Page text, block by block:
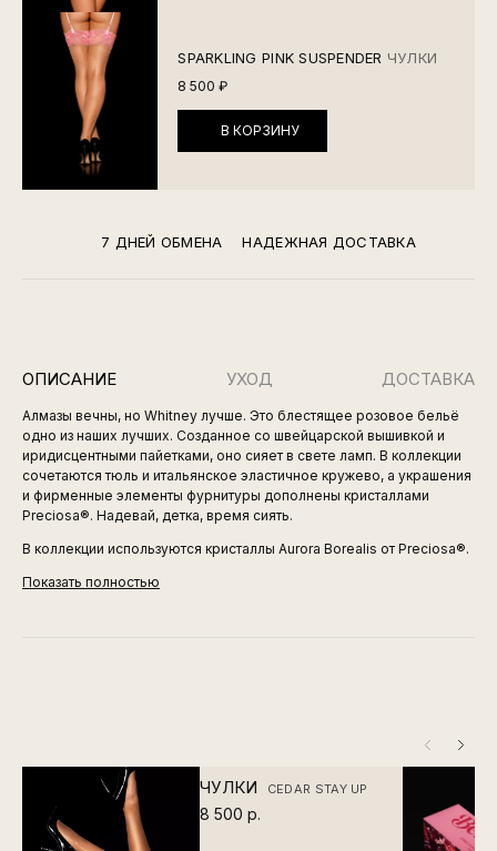
SPARKLING PINK SUSPENDER ЧУЛКИ
8 500 ₽
В КОРЗИНУ
7 ДНЕЙ ОБМЕНА НАДЕЖНАЯ ДОСТАВКА
ОПИСАНИЕ УХОД ДОСТАВКА
Алмазы вечны, но Whitney лучше. Это блестящее розовое бельё
одно из наших лучших. Созданное со швейцарской вышивкой и
иридисцентными пайетками, оно сияет в свете ламп. В коллекции
сочетаются тюль и итальянское эластичное кружево, а украшения
и фирменные элементы фурнитуры дополнены кристаллами
Preciosa®. Надевай, детка, время сиять.
В коллекции используются кристаллы Aurora Borealis от Preciosa®.
Показать полностью
ЧУЛКИ CEDAR STAY UP
8 500 р.